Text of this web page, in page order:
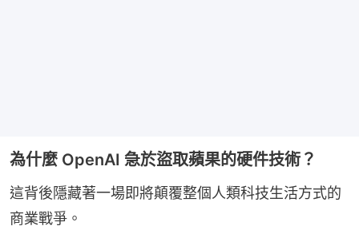
為什麼 OpenAI 急於盜取蘋果的硬件技術？
這背後隱藏著一場即將顛覆整個人類科技生活方式的
商業戰爭。